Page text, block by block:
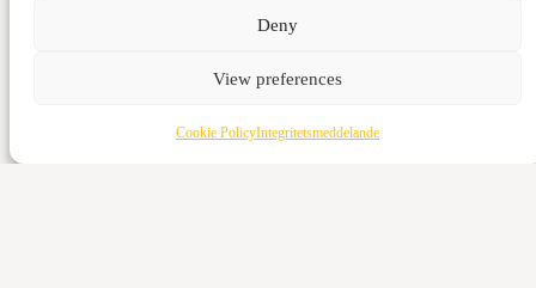
Deny
View preferences
Cookie PolicyIntegritetsmeddelande